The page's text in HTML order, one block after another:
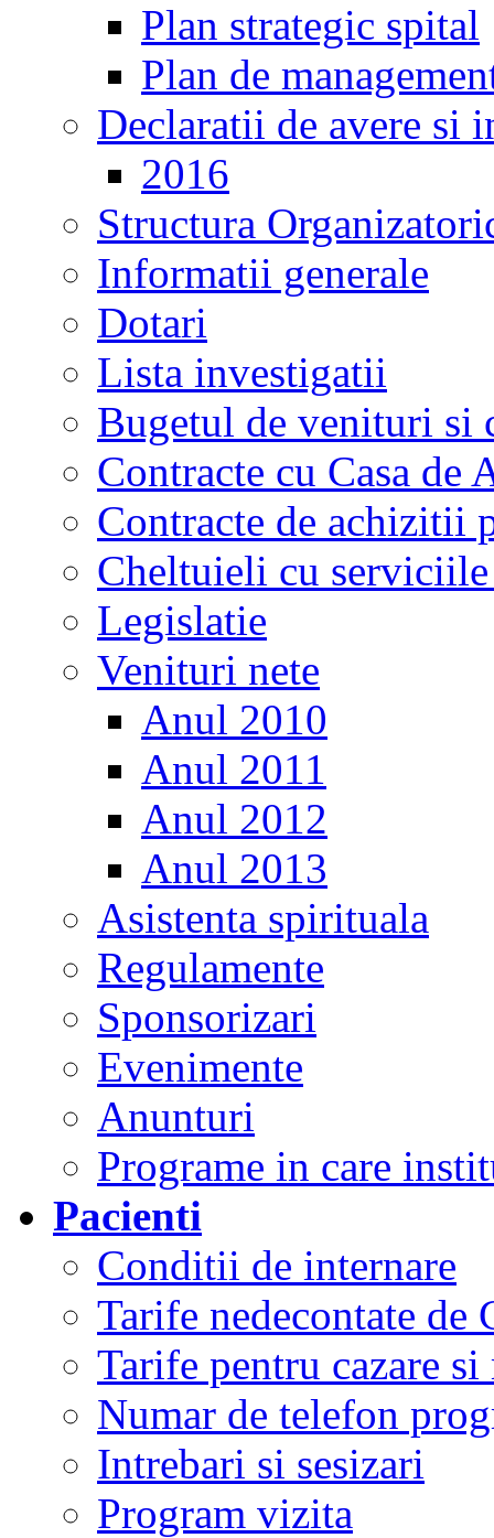
Plan strategic spital
Plan de
Declaratii de avere si
2016
Structura
Informatii generale
Dotari
Lista investigatii
Bugetul de venituri si
Contracte cu Casa de
Contracte de achizitii
Cheltuieli cu
Legislatie
Venituri nete
Anul 2010
Anul 2011
Anul 2012
Anul 2013
Asistenta spirituala
Regulamente
Sponsorizari
Evenimente
Anunturi
Programe in care
Pacienti
Conditii de internare
Tarife nedecontate de
Tarife pentru cazare
Numar de telefon
Intrebari si sesizari
Program vizita